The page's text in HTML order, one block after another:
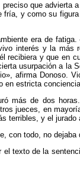
que advierta
y como su
era de
interés y la
recibiera y que
usurpación a
afirma Donoso.
en estricta
más de dos
jueces, en
terribles, y el
con todo, no
texto de la